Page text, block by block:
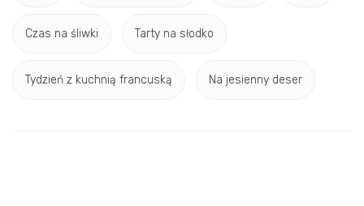
Czas na śliwki Tarty na słodko
Tydzień z kuchnią francuską Na jesienny deser